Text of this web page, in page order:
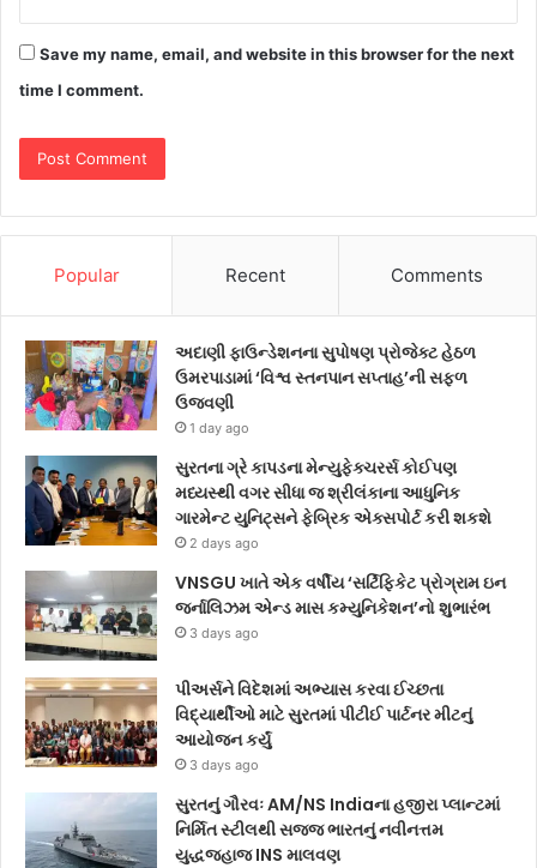
Save my name, email, and website in this browser for the next
time I comment.
Popular Recent Comments
અદાણી ફાઉન્ડેશનના સુપોષણ પ્રોજેક્ટ હેઠળ
ઉમરપાડામાં ‘વિશ્વ સ્તનપાન સપ્તાહ’ની સફળ
ઉજવણી
1 day ago
સુરતના ગ્રે કાપડના મેન્યુફેક્ચરર્સ કોઈપણ
મધ્યસ્થી વગર સીધા જ શ્રીલંકાના આધુનિક
ગારમેન્ટ યુનિટ્સને ફેબ્રિક એક્સપોર્ટ કરી શકશે
2 days ago
VNSGU ખાતે એક વર્ષીય ‘સર્ટિફિકેટ પ્રોગ્રામ ઇન
જર્નાલિઝમ એન્ડ માસ કમ્યુનિકેશન’નો શુભારંભ
3 days ago
પીઅર્સને વિદેશમાં અભ્યાસ કરવા ઈચ્છતા
વિદ્યાર્થીઓ માટે સુરતમાં પીટીઈ પાર્ટનર મીટનું
આયોજન કર્યું
3 days ago
સુરતનું ગૌરવઃ AM/NS Indiaના હજીરા પ્લાન્ટમાં
નિર્મિત સ્ટીલથી સજ્જ ભારતનું નવીનત્તમ
યુદ્ધજહાજ INS માલવણ